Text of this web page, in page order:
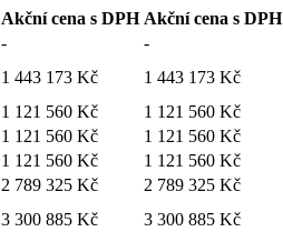
Akční cena s DPH Akční cena s DPH
- -
1 443 173 Kč 1 443 173 Kč
1 121 560 Kč 1 121 560 Kč
1 121 560 Kč 1 121 560 Kč
1 121 560 Kč 1 121 560 Kč
2 789 325 Kč 2 789 325 Kč
3 300 885 Kč 3 300 885 Kč